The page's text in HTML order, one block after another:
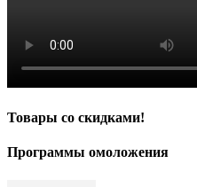
Товары со скидками!
Программы омоложения